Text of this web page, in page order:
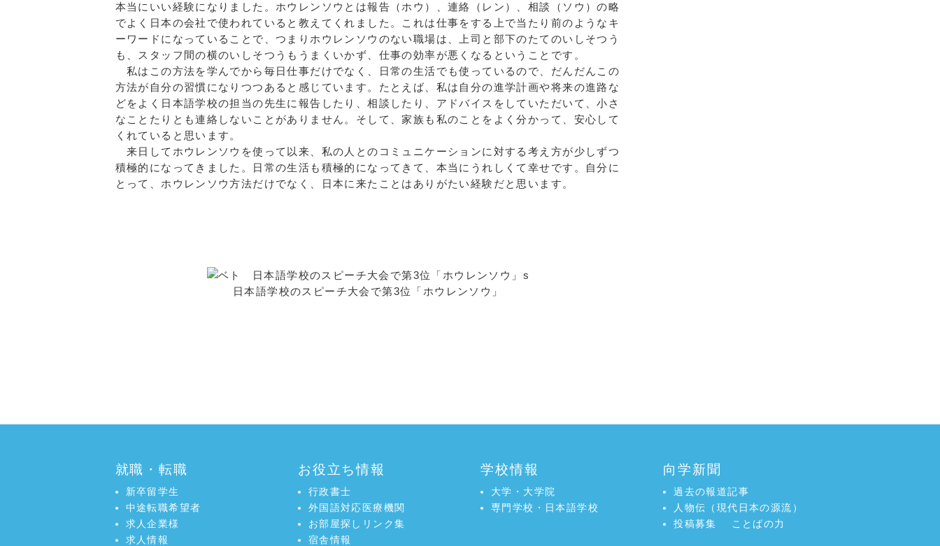
本当にいい経験になりました。ホウレンソウとは報告（ホウ）、連絡（レン）、相談（ソウ）の略
でよく日本の会社で使われていると教えてくれました。これは仕事をする上で当たり前のようなキ
ーワードになっていることで、つまりホウレンソウのない職場は、上司と部下のたてのいしそつう
も、スタッフ間の横のいしそつうもうまくいかず、仕事の効率が悪くなるということです。
私はこの方法を学んでから毎日仕事だけでなく、日常の生活でも使っているので、だんだんこの
方法が自分の習慣になりつつあると感じています。たとえば、私は自分の進学計画や将来の進路な
どをよく日本語学校の担当の先生に報告したり、相談したり、アドバイスをしていただいて、小さ
なことたりとも連絡しないことがありません。そして、家族も私のことをよく分かって、安心して
くれていると思います。
来日してホウレンソウを使って以来、私の人とのコミュニケーションに対する考え方が少しずつ
積極的になってきました。日常の生活も積極的になってきて、本当にうれしくて幸せです。自分に
とって、ホウレンソウ方法だけでなく、日本に来たことはありがたい経験だと思います。
日本語学校のスピーチ大会で第3位「ホウレンソウ」
就職・転職
新卒留学生
中途転職希望者
求人企業様
求人情報
お役立ち情報
行政書士
外国語対応医療機関
お部屋探しリンク集
宿舎情報
学校情報
大学・大学院
専門学校・日本語学校
向学新聞
過去の報道記事
人物伝（現代日本の源流）
投稿募集
ことばの力